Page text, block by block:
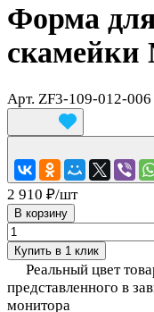
Форма
скамейки
Арт. ZF3-109-012-006
2 910 ₽/шт
В корзину
Купить в 1 клик
Реальный цвет
представленного в
монитора